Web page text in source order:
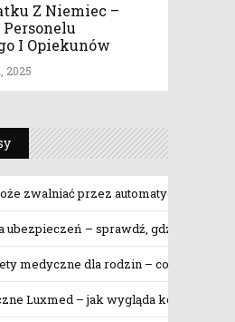
Z Niemiec –
I Opiekunów
2025
zwalniać przez automatyczne
– sprawdź, gdzie
medyczne dla rodzin – co obejmują
Luxmed – jak wygląda korzystanie